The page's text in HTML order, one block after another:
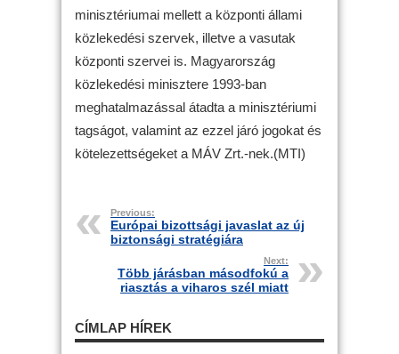
minisztériumai mellett a központi állami
közlekedési szervek, illetve a vasutak
központi szervei is. Magyarország
közlekedési minisztere 1993-ban
meghatalmazással átadta a minisztériumi
tagságot, valamint az ezzel járó jogokat és
kötelezettségeket a MÁV Zrt.-nek.(MTI)
Previous:
Európai bizottsági javaslat az új
biztonsági stratégiára
Next:
Több járásban másodfokú a
riasztás a viharos szél miatt
CÍMLAP HÍREK